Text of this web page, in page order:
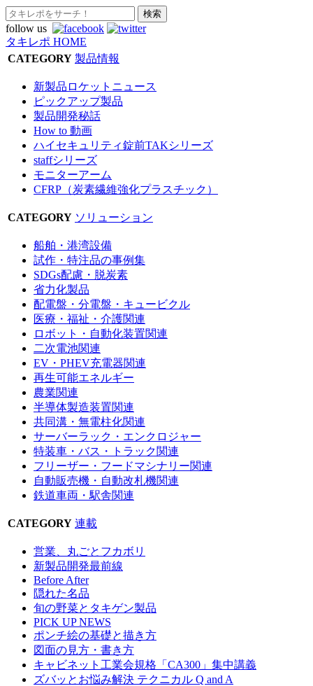
follow us
タキレポ HOME
CATEGORY 製品情報
新製品ロケットニュース
ピックアップ製品
製品開発秘話
How to 動画
ハイセキュリティ錠前TAKシリーズ
staffシリーズ
モニターアーム
CFRP（炭素繊維強化プラスチック）
CATEGORY ソリューション
船舶・港湾設備
試作・特注品の事例集
SDGs配慮・脱炭素
省力化製品
配電盤・分電盤・キュービクル
医療・福祉・介護関連
ロボット・自動化装置関連
二次電池関連
EV・PHEV充電器関連
再生可能エネルギー
農業関連
半導体製造装置関連
共同溝・無電柱化関連
サーバーラック・エンクロジャー
特装車・バス・トラック関連
フリーザー・フードマシナリー関連
自動販売機・自動改札機関連
鉄道車両・駅舎関連
CATEGORY 連載
営業、丸ごとフカボリ
新製品開発最前線
Before After
隠れた名品
旬の野菜とタキゲン製品
PICK UP NEWS
ポンチ絵の基礎と描き方
図面の見方・書き方
キャビネット工業会規格「CA300」集中講義
ズバッとお悩み解決 テクニカル Q and A